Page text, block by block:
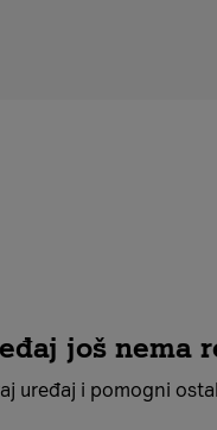
još nema
uređaj i pomogni